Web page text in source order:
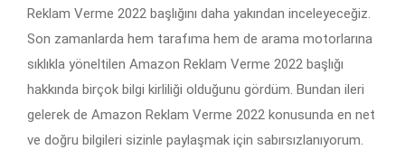
Reklam Verme 2022 başlığını daha yakından inceleyeceğiz.
Son zamanlarda hem tarafıma hem de arama motorlarına
sıklıkla yöneltilen Amazon Reklam Verme 2022 başlığı
hakkında birçok bilgi kirliliği olduğunu gördüm. Bundan ileri
gelerek de Amazon Reklam Verme 2022 konusunda en net
ve doğru bilgileri sizinle paylaşmak için sabırsızlanıyorum.